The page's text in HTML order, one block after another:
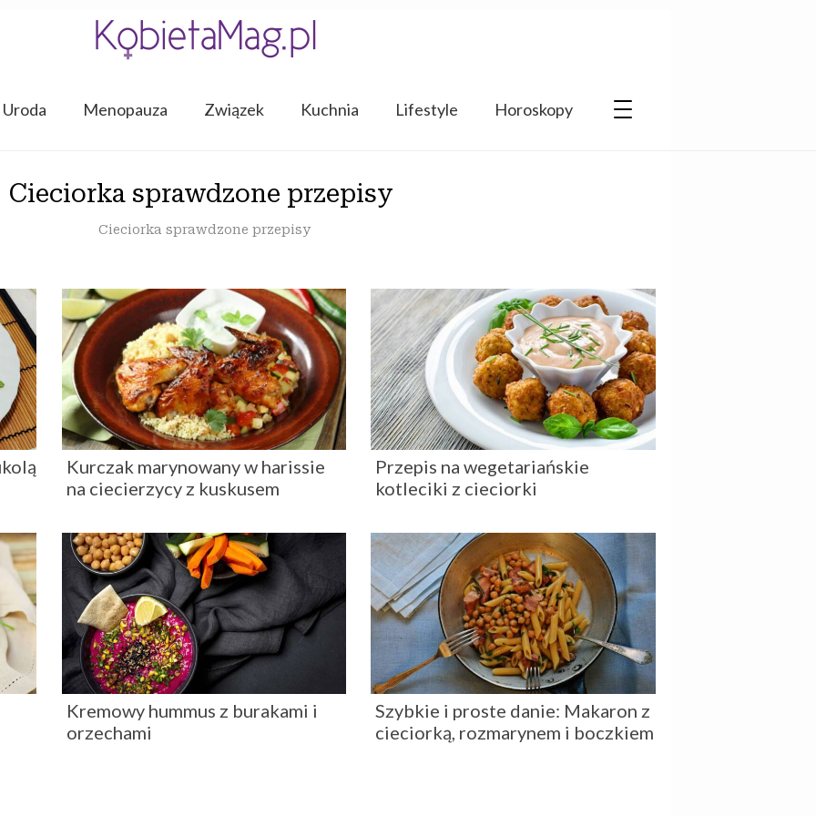
Uroda Menopauza Związek Kuchnia Lifestyle Horoskopy
Cieciorka sprawdzone przepisy
Cieciorka sprawdzone przepisy
Kurczak marynowany w harissie
na ciecierzycy z kuskusem
Przepis na wegetariańskie
kotleciki z cieciorki
Kremowy hummus z burakami i
orzechami
Szybkie i proste danie: Makaron z
cieciorką, rozmarynem i boczkiem